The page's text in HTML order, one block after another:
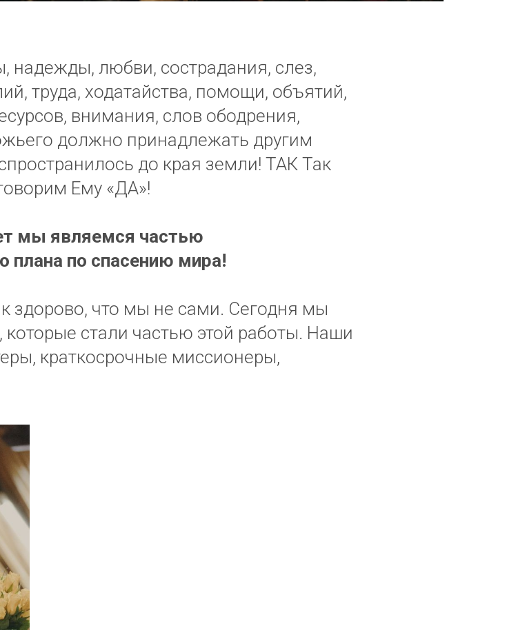
надежды, любви, сострадания, слез,
труда, ходатайства, помощи, объятий,
внимания, слов ободрения,
должно принадлежать другим
до края земли! ТАК Так
Ему «ДА»!
мы являемся частью
плана по спасению мира!
здорово, что мы не сами. Сегодня мы
стали частью этой работы. Наши
краткосрочные миссионеры,